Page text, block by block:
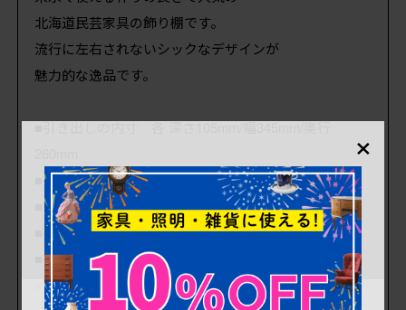
北海道民芸家具の飾り棚です。
流行に左右されないシックなデザインが
魅力的な逸品です。
■引き出しの内寸 各 深さ105mm/幅345mm/奥行
■棚の高さ 上から 250・200・205mm
■棚幅 全幅 785mm
■棚の奥行 295mm
■棚底の奥行 上から 375・290mm
■重量 約31kg
×